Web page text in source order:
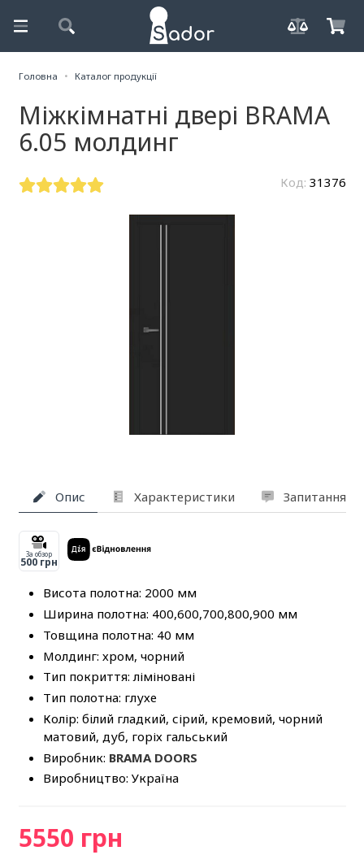
Головна Каталог продукції
Міжкімнатні двері BRAMA
6.05 молдинг
Код: 31376
Опис Характеристики Запитання
За обзор
500 грн
Висота полотна: 2000 мм
Ширина полотна: 400,600,700,800,900 мм
Товщина полотна: 40 мм
Молдинг: хром, чорний
Тип покриття: ліміновані
Тип полотна: глухе
Колір: білий гладкий, сірий, кремовий, чорний
матовий, дуб, горіх гальський
Виробник: BRAMA DOORS
Виробництво: Україна
5550 грн